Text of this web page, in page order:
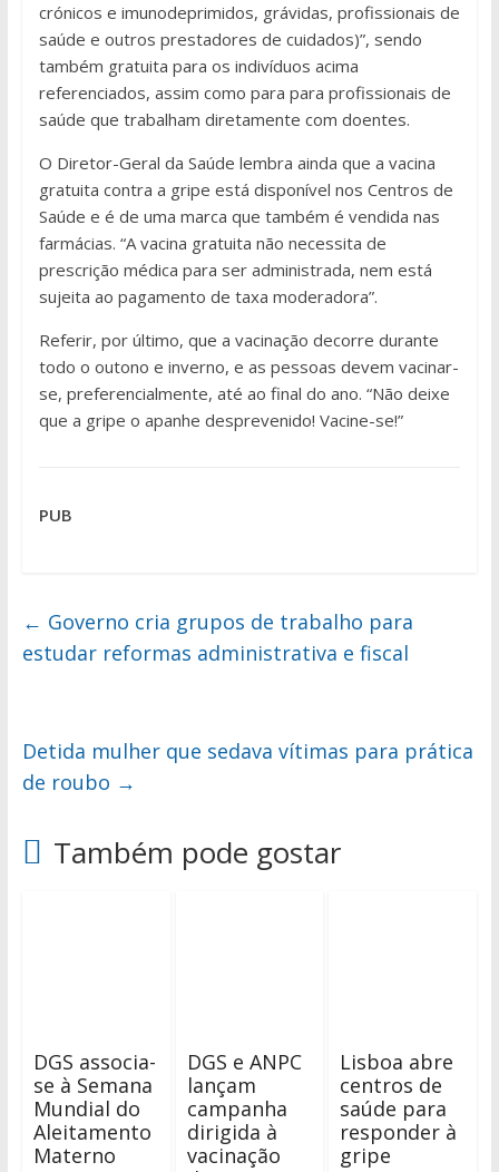
crónicos e imunodeprimidos, grávidas, profissionais de
saúde e outros prestadores de cuidados)”, sendo
também gratuita para os indivíduos acima
referenciados, assim como para para profissionais de
saúde que trabalham diretamente com doentes.
O Diretor-Geral da Saúde lembra ainda que a vacina
gratuita contra a gripe está disponível nos Centros de
Saúde e é de uma marca que também é vendida nas
farmácias. “A vacina gratuita não necessita de
prescrição médica para ser administrada, nem está
sujeita ao pagamento de taxa moderadora”.
Referir, por último, que a vacinação decorre durante
todo o outono e inverno, e as pessoas devem vacinar-
se, preferencialmente, até ao final do ano. “Não deixe
que a gripe o apanhe desprevenido! Vacine-se!”
PUB
← Governo cria grupos de trabalho para
estudar reformas administrativa e fiscal
Detida mulher que sedava vítimas para prática
de roubo →
Também pode gostar
DGS associa-
se à Semana
Mundial do
Aleitamento
Materno
DGS e ANPC
lançam
campanha
dirigida à
vacinação
Lisboa abre
centros de
saúde para
responder à
gripe